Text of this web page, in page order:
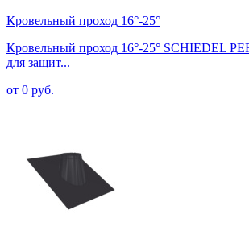
Кровельный проход 16°-25°
Кровельный проход 16°-25° SCHIEDEL
для защит...
от 0 руб.